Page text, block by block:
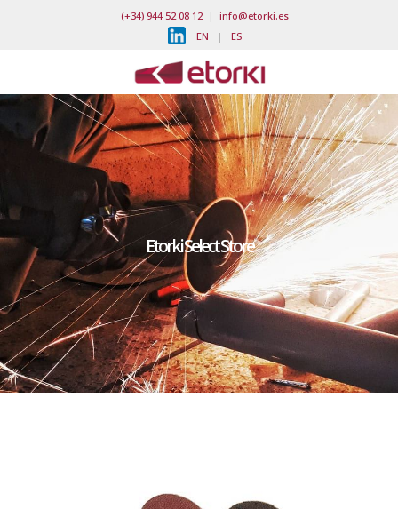
(+34) 944 52 08 12| info@etorki.es
EN | ES
Etorki Select Store